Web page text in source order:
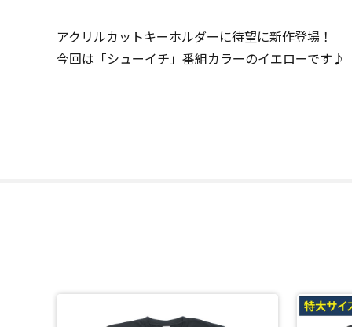
アクリルカットキーホルダーに待望に新作登場！
今回は「シューイチ」番組カラーのイエローです♪